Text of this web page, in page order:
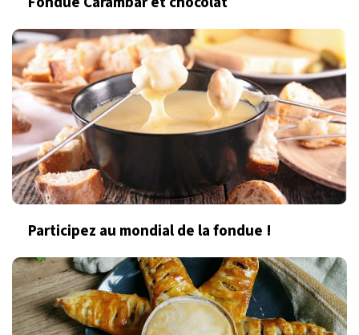
Participez au mondial de la fondue !